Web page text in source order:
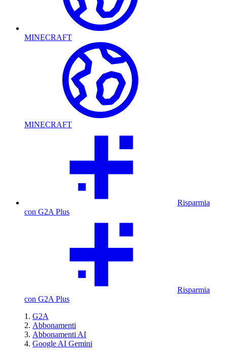
MINECRAFT
MINECRAFT
Risparmia
con G2A Plus
Risparmia
con G2A Plus
G2A
Abbonamenti
Abbonamenti AI
Google AI Gemini